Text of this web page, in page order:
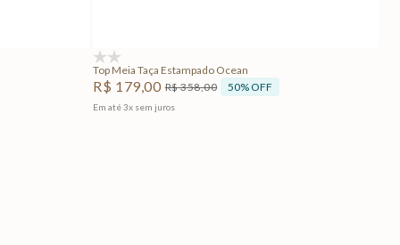
Top Meia Taça Estampado Ocean
R$ 179,00 R$358,00 50% OFF
Em até3x sem juros